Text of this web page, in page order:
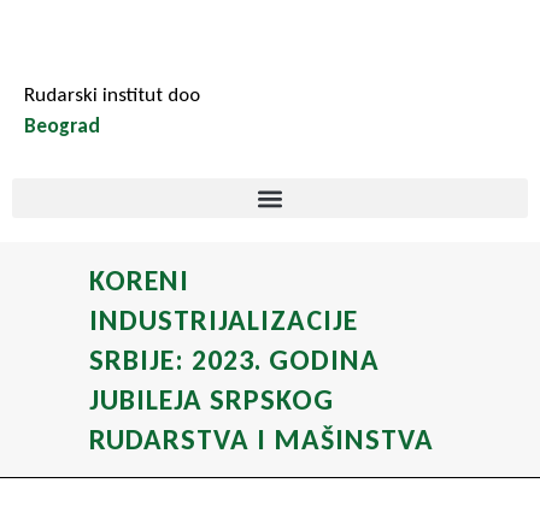
Rudarski institut doo
Beograd
KORENI
INDUSTRIJALIZACIJE
SRBIJE: 2023. GODINA
JUBILEJA SRPSKOG
RUDARSTVA I MAŠINSTVA